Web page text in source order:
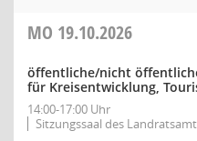
MO 19.10.2026
öffentliche/nicht
für Kreisentwicklung,
14:00-17:00 Uhr
Sitzungssaal des